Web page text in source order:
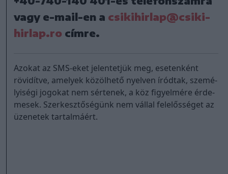
vagy e-mail-en a csikihirlap@csiki-
hirlap.ro címre.
Azo­kat az SMS-eket je­len­tet­jük meg, esetenként
rövidítve, ame­lyek kö­zöl­he­tő nyel­ven íród­tak, sze­mé­
lyi­sé­gi jo­go­kat nem sér­te­nek, a köz fi­gyel­mé­re ér­de­
me­sek. Szer­kesz­tősé­günk nem vál­lal fe­le­lős­sé­get az
üzenetek tar­tal­má­ért.